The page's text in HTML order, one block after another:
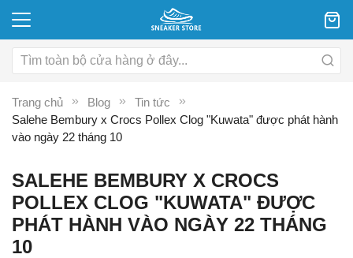
Trang chủ Blog
Tin tức
Salehe Bembury x Crocs Pollex Clog "Kuwata" được phát hành
vào ngày 22 tháng 10
SALEHE BEMBURY X CROCS
POLLEX CLOG "KUWATA" ĐƯỢC
PHÁT HÀNH VÀO NGÀY 22 THÁNG
10